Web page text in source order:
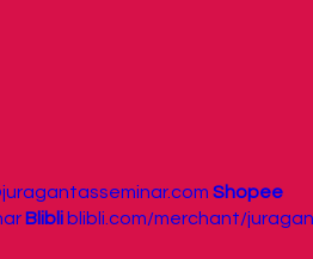
Shopee
Blibli blibli.com/merchant/